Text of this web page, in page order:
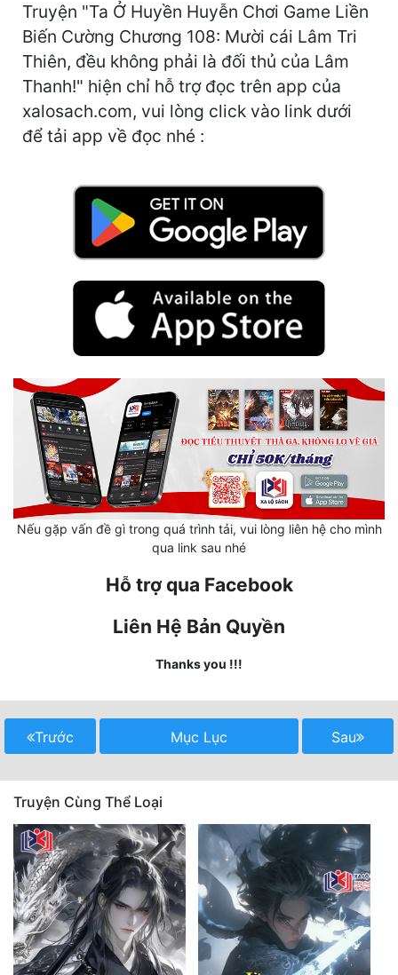
Kỳ Huyễn
Kỳ Ảo
Linh Dị
Làm Giàu
Nữ Cường
Nữ Phụ
Phong Thủy - Tâm Linh
Phương Tây
Phản Phái
Thanh Xuân
Tiên Hiệp
Trinh Thám
Triều Đấu
Trùng Sinh
Trọng Sinh
Truyện "Ta Ở Huyền Huyễn Chơi Game Liền
Biến Cường Chương 108: Mười cái Lâm Tri
Thiên, đều không phải là đối thủ của Lâm
Thanh!" hiện chỉ hỗ trợ đọc trên app của
xalosach.com, vui lòng click vào link dưới
để tải app về đọc nhé :
Nếu gặp vấn đề gì trong quá trình tải, vui lòng liên hệ cho mình
qua link sau nhé
Hỗ trợ qua Facebook
Liên Hệ Bản Quyền
Thanks you !!!
Trước Mục Lục Sau
Truyện Cùng Thể Loại